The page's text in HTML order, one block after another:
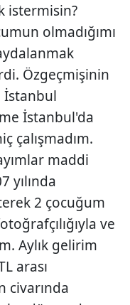
istermisin?
olmadığımı
Özgeçmişinin
İstanbul
İstanbul'da
çalışmadım.
maddi
yılında
2 çocuğum
ve
Aylık gelirim
arası
civarında